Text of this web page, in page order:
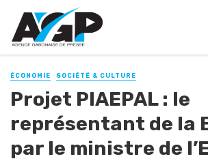
ÉCONOMIE SOCIÉTÉ & CULTURE
Projet PIAEPAL : le
représentant de la
par le ministre de